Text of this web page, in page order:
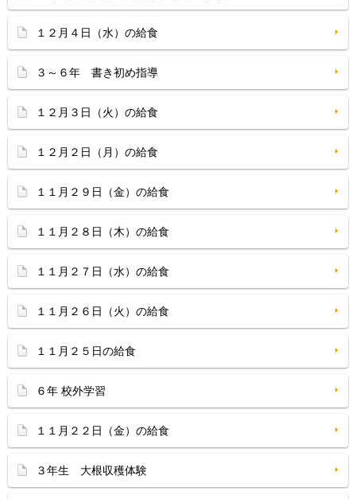
１２月４日（水）の給食
３～６年 書き初め指導
１２月３日（火）の給食
１２月２日（月）の給食
１１月２９日（金）の給食
１１月２８日（木）の給食
１１月２７日（水）の給食
１１月２６日（火）の給食
１１月２５日の給食
６年 校外学習
１１月２２日（金）の給食
３年生 大根収穫体験